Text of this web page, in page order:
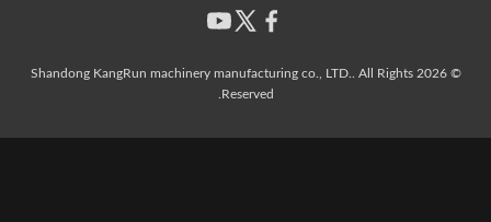
© 2026 Shandong KangRun machinery manufacturing co., LTD.. All Rights
Reserved.